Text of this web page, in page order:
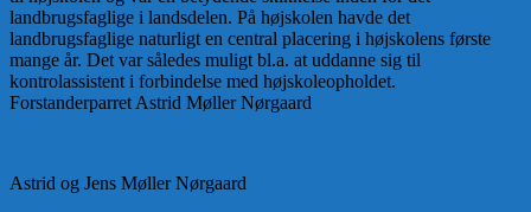
landbrugsfaglige i landsdelen. På højskolen havde det
landbrugsfaglige naturligt en central placering i højskolens første
mange år. Det var således muligt bl.a. at uddanne sig til
kontrolassistent i forbindelse med højskoleopholdet.
Forstanderparret Astrid Møller Nørgaard
Astrid og Jens Møller Nørgaard